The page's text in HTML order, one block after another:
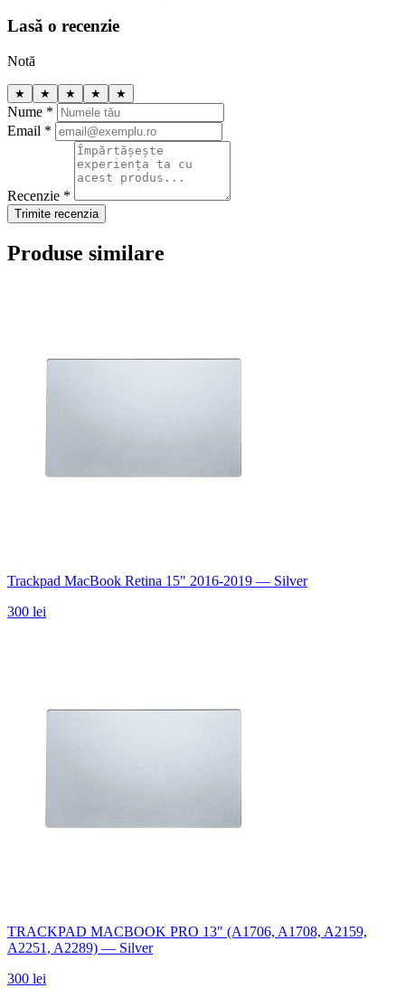
Lasă o recenzie
Notă
★ ★ ★ ★ ★
Nume *
Email *
Recenzie *
Trimite recenzia
Produse similare
Trackpad MacBook Retina 15" 2016-2019 — Silver
300 lei
TRACKPAD MACBOOK PRO 13" (A1706, A1708, A2159,
A2251, A2289) — Silver
300 lei